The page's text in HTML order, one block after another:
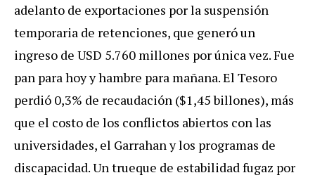
adelanto de exportaciones por la suspensión
temporaria de retenciones, que generó un
ingreso de USD 5.760 millones por única vez. Fue
pan para hoy y hambre para mañana. El Tesoro
perdió 0,3% de recaudación ($1,45 billones), más
que el costo de los conflictos abiertos con las
universidades, el Garrahan y los programas de
discapacidad. Un trueque de estabilidad fugaz por